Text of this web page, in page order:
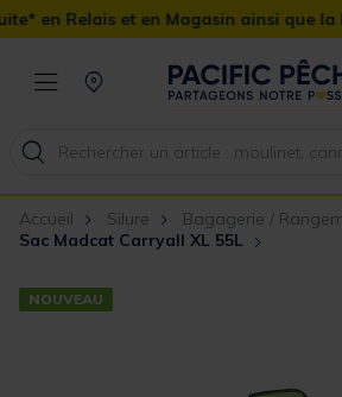
en Magasin ainsi que la Livraison
Accueil Silure Bagagerie /
Sac Madcat Carryall XL 55L
NOUVEAU